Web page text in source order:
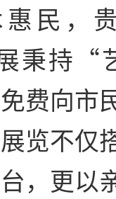
惠民，
秉持“
费向市
览不仅
，更以